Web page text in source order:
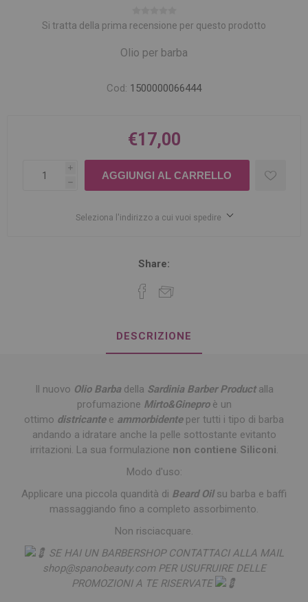
Si tratta della prima recensione per questo prodotto
Olio per barba
Cod: 1500000066444
€17,00
i
h
Seleziona l'indirizzo a cui vuoi spedire
Share:
DESCRIZIONE
Il nuovo Olio Barbadella Sardinia Barber Product alla
profumazione Mirto&Gineproè un
ottimo districantee ammorbidente per tutti i tipo di barba
andando a idratare anche la pelle sottostante evitanto
irritazioni. La sua formulazione non contiene Siliconi.
Modo d'uso:
Applicare una piccola quandità di Beard Oilsu barba e baffi
massaggiando fino a completo assorbimento.
Non risciacquare.
SE HAI UN BARBERSHOP CONTATTACI ALLA MAIL
shop@spanobeauty.com PER USUFRUIRE DELLE
PROMOZIONI A TE RISERVATE